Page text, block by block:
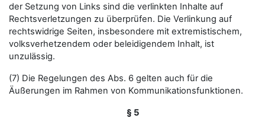
der Setzung von Links sind die verlinkten Inhalte auf
Rechtsverletzungen zu überprüfen. Die Verlinkung auf
rechtswidrige Seiten, insbesondere mit extremistischem,
volksverhetzendem oder beleidigendem Inhalt, ist
unzulässig.
(7) Die Regelungen des Abs. 6 gelten auch für die
Äußerungen im Rahmen von Kommunikationsfunktionen.
§ 5